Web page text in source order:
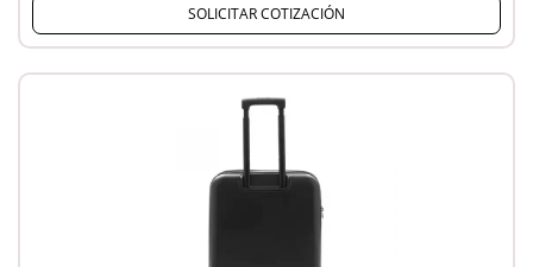
SOLICITAR COTIZACIÓN